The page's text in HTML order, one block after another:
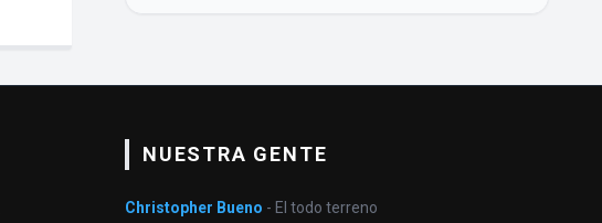
NUESTRA GENTE
Christopher Bueno - El todo terreno